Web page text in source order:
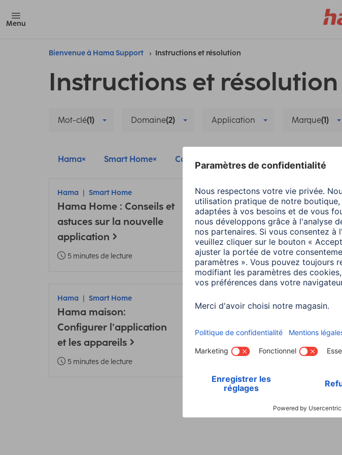
Menu
Bienvenue à Hama Support Instructions et résolution
Instructions et résolution
Mot-clé(1) Domaine(2) Application Marque(1)
Hama Smart Home Configuration Supprimer tous les filtres
Hama Smart Home
Hama Home : Conseils et
astuces sur la nouvelle
application
5 minutes de lecture
Hama Smart Home
Retirer et réinstaller la
caméra intelligente
3 minutes de lecture
Hama Smart Home
Hama maison:
Configurer l’application
et les appareils
5 minutes de lecture
Ajouter des appareils à
Hama Smart Home -